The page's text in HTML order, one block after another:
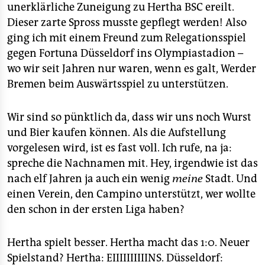
veranstaltungen
shop
fragen & hilfe
unterstützen
genossenschaft
epaper login
unerklärliche Zuneigung zu Hertha BSC ereilt.
Dieser zarte Spross musste gepflegt werden! Also
ging ich mit einem Freund zum Relegationsspiel
gegen Fortuna Düsseldorf ins Olympiastadion –
wo wir seit Jahren nur waren, wenn es galt, Werder
Bremen beim Auswärtsspiel zu unterstützen.
Wir sind so pünktlich da, dass wir uns noch Wurst
und Bier kaufen können. Als die Aufstellung
vorgelesen wird, ist es fast voll. Ich rufe, na ja:
spreche die Nachnamen mit. Hey, irgendwie ist das
nach elf Jahren ja auch ein wenig meine Stadt. Und
einen Verein, den Campino unterstützt, wer wollte
den schon in der ersten Liga haben?
Hertha spielt besser. Hertha macht das 1:0. Neuer
Spielstand? Hertha: EIIIIIIIIIINS. Düsseldorf: